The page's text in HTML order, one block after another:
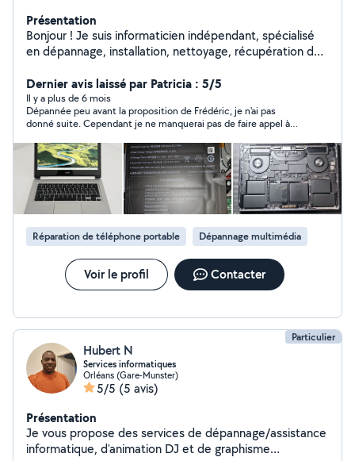
Présentation
Bonjour ! Je suis informaticien indépendant, spécialisé
en dépannage, installation, nettoyage, récupération de
Intervention à distance par visio ou prise en main à
distance (TeamViewer / AnyDesk) Disponible 7j/7,
même le soir Je m'adapte à tous les niveaux (débutants
bienvenus !) Tarifs clairs, transparents et sans surprise
Pas besoin d'habiter à côté : j'interviens partout en
France grâce à la téléassistance ! N'hésite pas à
m'envoyer un message, je réponds rapidement et je
vous explique comment ça fonctionne. À bientôt !
Dernier avis laissé par Patricia : 5/5
Il y a plus de 6 mois
Dépannée peu avant la proposition de Frédéric, je n'ai pas
donné suite. Cependant je ne manquerai pas de faire appel à
Réparation de téléphone portable Dépannage multimédia
Voir le profil Contacter
Particulier
Hubert N
Services informatiques
Orléans (Gare-Munster)
5/5 (5 avis)
Présentation
Je vous propose des services de dépannage/assistance
informatique, d'animation DJ et de graphisme